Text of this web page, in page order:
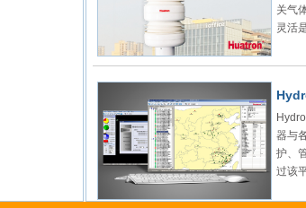
关气
灵活
器与
护、
过该